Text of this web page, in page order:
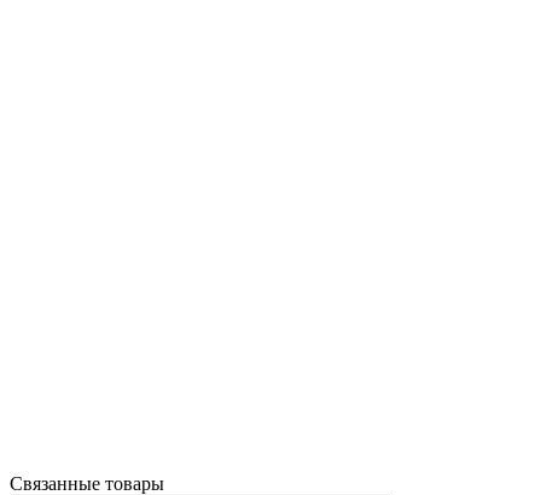
Связанные товары